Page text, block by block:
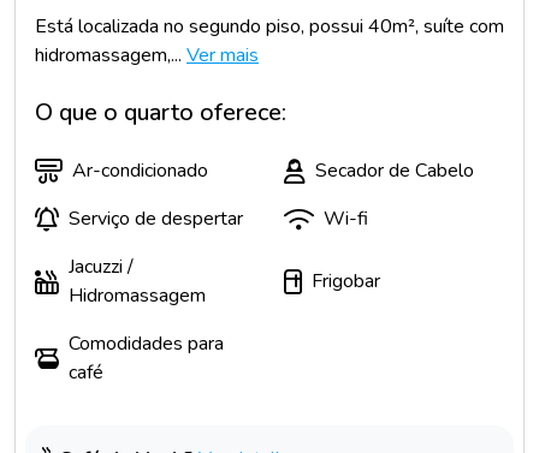
Está localizada no segundo piso, possui 40m², suíte com
hidromassagem,... Ver mais
O que o quarto oferece:
Ar-condicionado
Secador de Cabelo
Serviço de despertar
Wi-fi
Jacuzzi /
Hidromassagem
Frigobar
Comodidades para
café